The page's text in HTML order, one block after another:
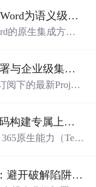
警及cron或CI/CD
过滤、性能优化
Claude+Opus4.7原生集成：重构Word为语义级
文档
的原生集成方
支持精准定位替
款合规扫描等高
AI嵌入Word进程
Project 2024 安装本质：ODT 部署与企业级集成指南
阅下的最新Project
配置（Azure A
。强调其非独立软
M365 Copilot项目智能体：零代码构建专属上下文工作流
原生能力（Tea
指令机制，实现Visio 2024安装与配置深度指南：避开破解陷阱，用OTP实现企业级部署